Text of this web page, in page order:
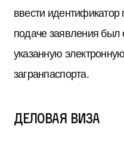
ввести
подаче заявления был
указанную
загранпаспорта.
Деловая виза